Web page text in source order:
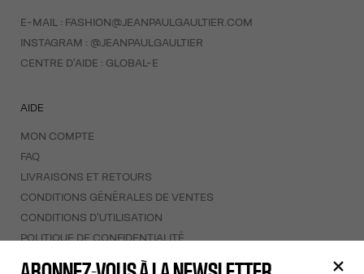
E-MAIL : FASHION@JEANPAULGAULTIER.COM
INSTAGRAM : @JEANPAULGAULTIER
CENTRE D'AIDE : GLOBAL-E
AIDE
MON COMPTE
FAQ
LIVRAISONS ET RETOURS
CONDITIONS GÉNÉRALES DE VENTES
CONDITIONS D'UTILISATION
POLITIQUE DE CONFIDENTIALITÉ
FORMULAIRE DE RÉTRACTATION